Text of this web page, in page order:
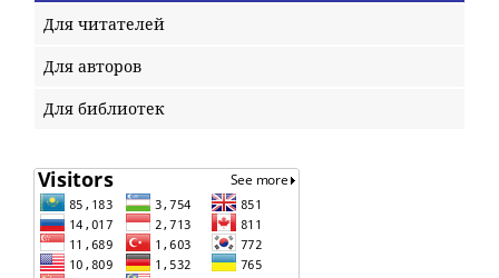
Для читателей
Для авторов
Для библиотек